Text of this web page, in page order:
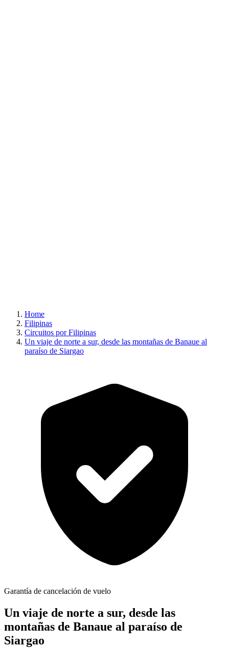
Home
Filipinas
Circuitos por Filipinas
Un viaje de norte a sur, desde las montañas de Banaue al
paraíso de Siargao
Garantía de cancelación de vuelo
Un viaje de norte a sur, desde las
montañas de Banaue al paraíso de
Siargao